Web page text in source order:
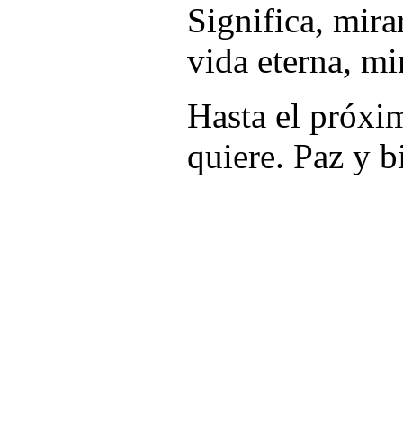
Significa,
vida eterna,
Hasta el
quiere. Paz y